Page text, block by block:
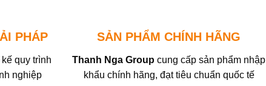
PHÁP
quy trình
nghiệp
SẢN PHẨM CHÍNH HÃNG
Thanh Nga Group cung cấp sản phẩm nhập
khẩu chính hãng, đạt tiêu chuẩn quốc tế